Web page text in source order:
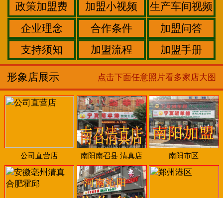
政策加盟费 加盟小视频
生产车间视频
企业理念
合作条件
加盟问答
支持须知
加盟流程 加盟手册
形象店展示 点击下面任意照片看多家店大图
公司直营店 南阳南召县 清真店 南阳市区